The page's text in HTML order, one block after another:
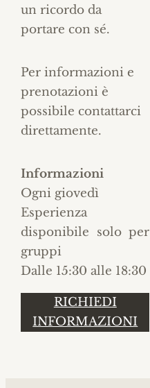
un ricordo da
portare con sé.
Per informazioni e
prenotazioni è
possibile contattarci
direttamente.
Informazioni
Ogni giovedì
Esperienza
disponibile solo per
gruppi
Dalle 15:30 alle 18:30
RICHIEDI
INFORMAZIONI